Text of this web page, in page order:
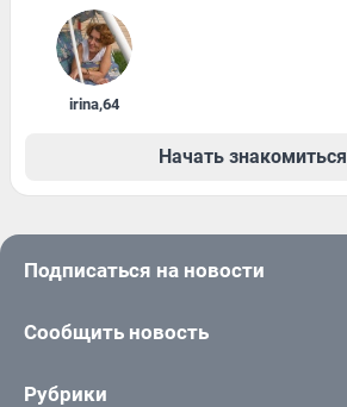
irina,64
Начать знакомиться
Подписаться на новости
Сообщить новость
Рубрики